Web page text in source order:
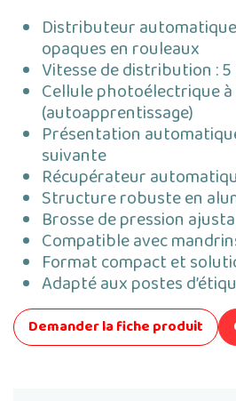
Distributeur
opaques en rouleaux
Vitesse de distribution : 5
Cellule photoélectrique
(autoapprentissage)
Présentation
suivante
Récupérateur
Structure robuste en
Brosse de pression
Compatible avec
Format compact et
Adapté aux postes
Demander la fiche produit